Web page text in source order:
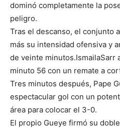
dominó completamente la
peligro.
Tras el descanso, el conjunto
más su intensidad ofensiva y
de veinte minutos.IsmailaSarr
minuto 56 con un remate a
Tres minutos después, Pape
espectacular gol con un
área para colocar el 3-0.
El propio Gueye firmó su